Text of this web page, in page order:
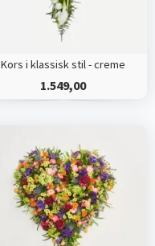
Kors i klassisk stil - creme
1.549,00